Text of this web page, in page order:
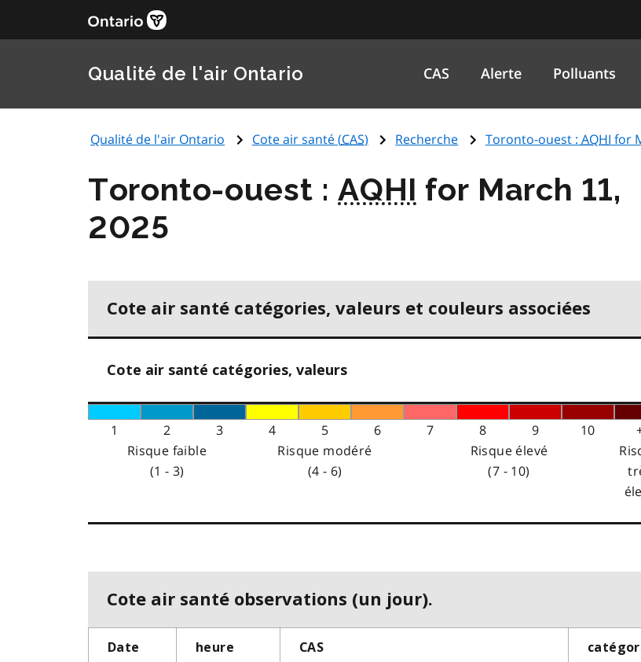
Qualité de l'air Ontario CAS Alerte Polluants
Qualité de l'air Ontario Cote air santé (CAS) Recherche Toronto-ouest : AQHI for
Toronto-ouest :AQHI for March 11,
2025
Cote air santé catégories, valeurs et couleurs associées
Cote air santé catégories, valeurs
1 2 3 4 5 6 7 8 9 10
Risque faible
(1 - 3)
Risque modéré
(4 - 6)
Risque élevé
(7 - 10)
Cote air santé observations (un jour).
Date heure CAS